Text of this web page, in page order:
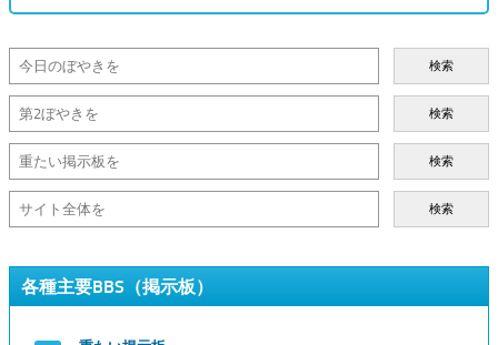
検索
検索
検索
検索
各種主要BBS（掲示板）